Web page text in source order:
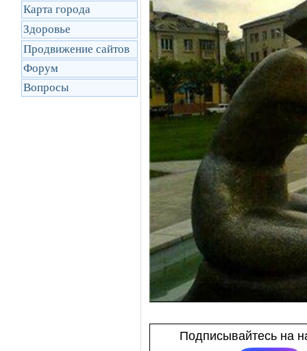
Карта города
Здоровье
Продвижение сайтов
Форум
Вопросы
Подписывайтесь на